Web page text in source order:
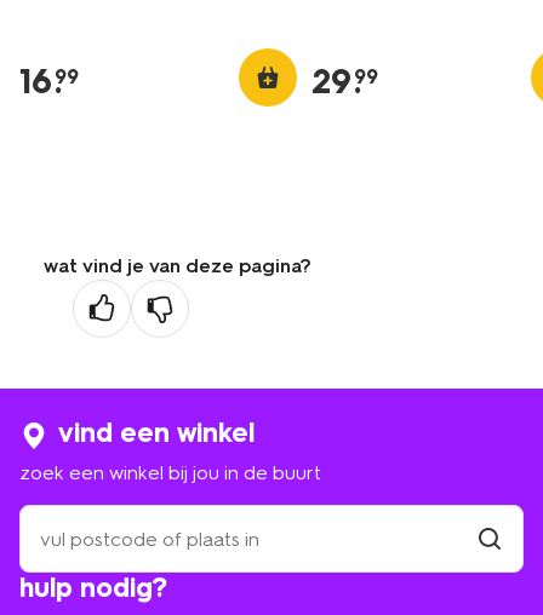
16.
99 29.
99
wat vind je van deze pagina?
hulp nodig?
vind een winkel
zoek een winkel bij jou in de buurt
zoek
een
winkel
bij